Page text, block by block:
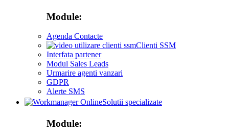
Module:
Agenda Contacte
Clienti SSM
Interfata partener
Modul Sales Leads
Urmarire agenti vanzari
GDPR
Alerte SMS
Solutii specializate
Module: